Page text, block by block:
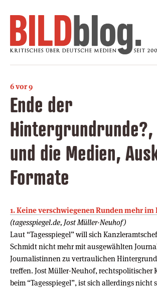
6 vor 9
Ende der
und die Medien,
Formate
1. Keine verschwiegenen Runden mehr
(tagesspiegel.de, Jost Müller-Neuhof)
Laut “Tagesspiegel” will sich
Schmidt nicht mehr mit ausgewählten
Journalistinnen zu vertraulichen
treffen. Jost Müller-Neuhof, rechtspolitischer
beim “Tagesspiegel”, ist sich allerdings nicht